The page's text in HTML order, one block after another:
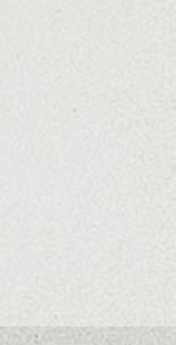
なくていいですよ。